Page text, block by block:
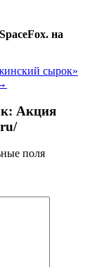
на
сырок»
Акция
поля